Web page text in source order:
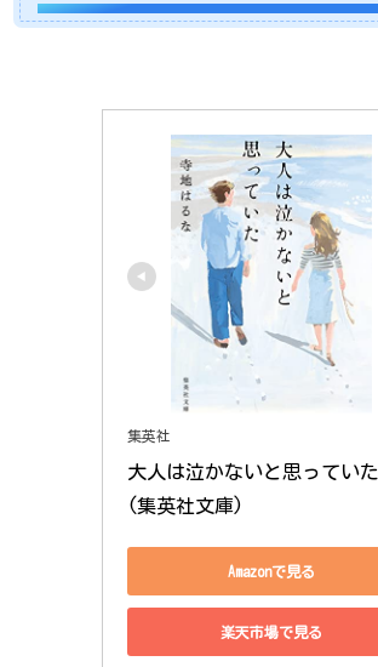
集英社
大人は泣かないと思っていた
(集英社文庫)
Amazonで見る
楽天市場で見る